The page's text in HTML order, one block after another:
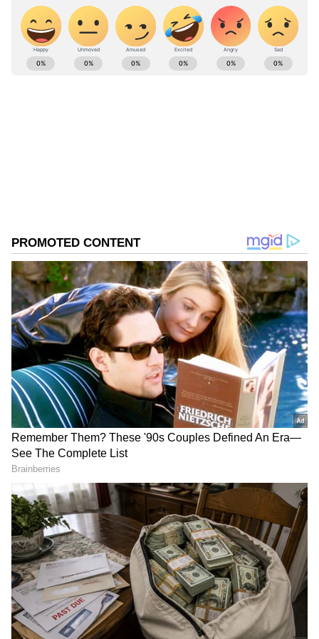
ಕರ್ನಾಟಕಕ್ಕೆ ಮೋದಿ ಸರ್ಕಾರ ಗುಡ್‌ ನ್ಯೂಸ್‌, ಮೂರು
ಹೊಸ ಕೇಂದ್ರೀಯ ವಿದ್ಯಾಲಯಗಳಿಗೆ ಒಪ್ಪಿಗೆ
ನನ್ನ ಟ್ರಾನ್ಸಫರ್‌ ಆಗಿದೆ, ಪೋಸ್ಟಿಂಗ್‌ ಉಳಿಸಿಕೊಳ್ಳಬೇಕು
ಅಂದರೆ ಎಂಎಲ್‌ಎ ಅವರಿಗೆ ಹಣ ನೀಡಲೇಬೇಕು. ಹೀಗಾಗಿ,
ದೊಡ್ಡ ಮೊತ್ತದ ಹಣ ಬೇಕಾಗಿದೆ, ನಿನಗೆಷ್ಟು ಸಾಧ್ಯವೋ
ABOUT THE AUTHOR
DOWNLOAD APP